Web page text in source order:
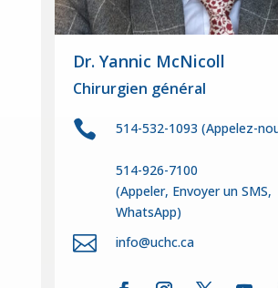
Dr. Yannic McNicoll
Chirurgien général
 514-532-1093 (Appelez-
514-926-7100
(Appeler, Envoyer un SMS,
WhatsApp)
 info@uchc.ca